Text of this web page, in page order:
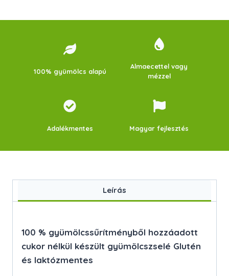
Flakonos
100% gyümölcs alapú
Almaecettel vagy
mézzel
Adalékmentes Magyar fejlesztés
Leírás
100 % gyümölcssűrítményből hozzáadott
cukor nélkül készült gyümölcszselé Glutén
és laktózmentes